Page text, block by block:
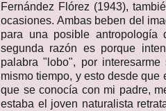
Fernández Flórez (1943),
ocasiones. Ambas beben del
para una posible
segunda razón es porque
palabra "lobo", por
mismo tiempo, y esto desde
que se conocía con mi padre,
estaba el joven naturalista